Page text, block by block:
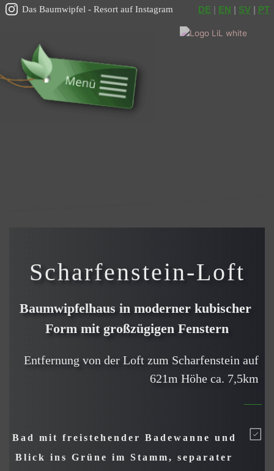
Das Baumwipfel - Resort auf Instagram DE | EN | SV | PT
Scharfenstein-Loft
Baumwipfelhaus in moderner kubischer
Form mit großzügigen Fenstern
Entfernung von der Loft zum Scharfenstein auf
621m Höhe ca. 7,5km
Bad mit freistehender Badewanne und
Blick ins Grüne im Stamm, separater